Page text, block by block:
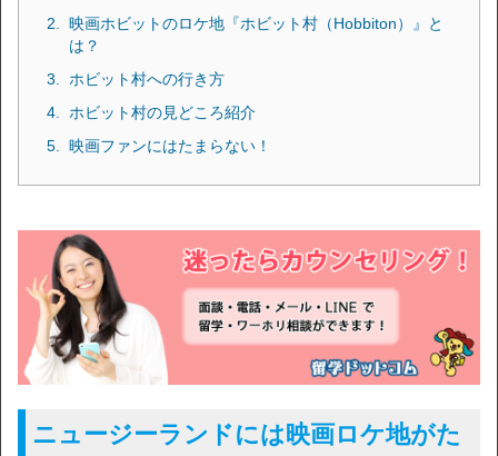
映画ホビットのロケ地『ホビット村（Hobbiton）』と
は？
ホビット村への行き方
ホビット村の見どころ紹介
映画ファンにはたまらない！
ニュージーランドには映画ロケ地がた